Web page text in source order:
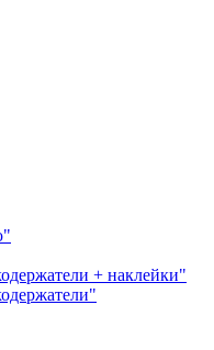
+ наклейки"